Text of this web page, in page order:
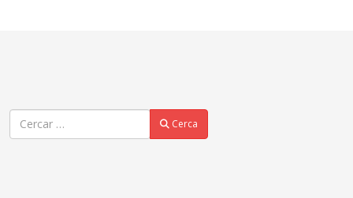
Cercar Cerca